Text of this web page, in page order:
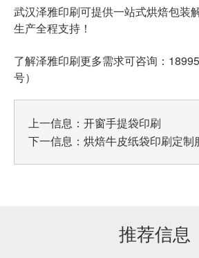
武汉泽雅印刷可提供一站式烘焙包装
生产全程支持！
了解泽雅印刷更多需求可咨询：
号）
上一信息： 开窗手提袋印刷
下一信息： 烘焙牛皮纸袋印刷定制
推荐信息